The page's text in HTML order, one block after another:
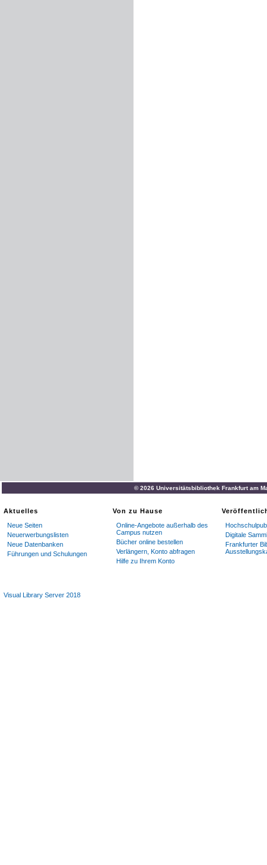
© 2026 Universitätsbibliothek Frankfurt am
Aktuelles
Neue Seiten
Neuerwerbungslisten
Neue Datenbanken
Führungen und Schulungen
Von zu Hause
Online-Angebote außerhalb des
Campus nutzen
Bücher online bestellen
Verlängern, Konto abfragen
Hilfe zu Ihrem Konto
Digitale
Frankfurter
Visual Library Server 2018